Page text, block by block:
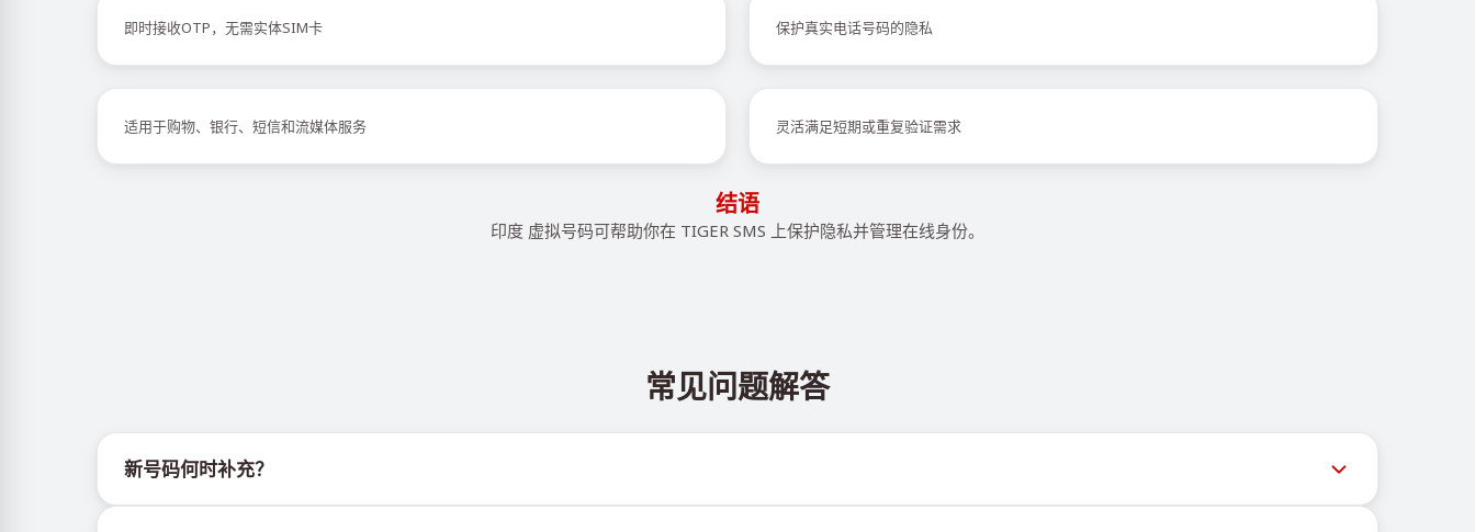
即时接收OTP，无需实体SIM卡 保护真实电话号码的隐私
适用于购物、银行、短信和流媒体服务 灵活满足短期或重复验证需求
结语
印度 虚拟号码可帮助你在 TIGER SMS 上保护隐私并管理在线身份。
常见问题解答
新号码何时补充？